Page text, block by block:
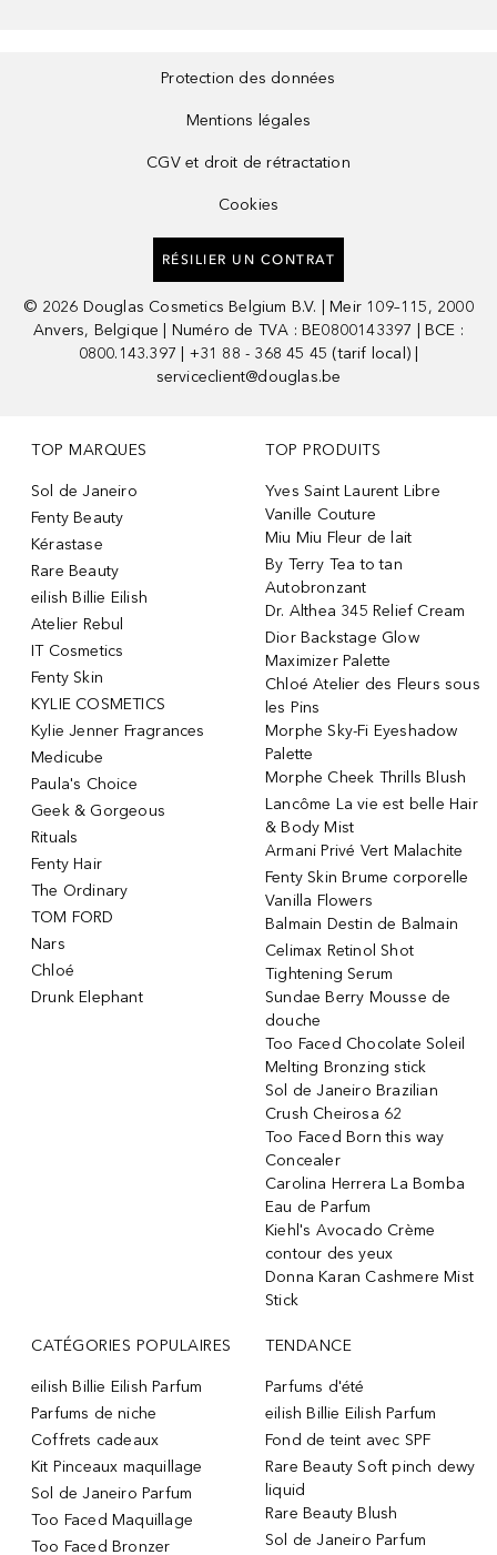
Protection des données
Mentions légales
CGV et droit de rétractation
Cookies
RÉSILIER UN CONTRAT
© 2026 Douglas Cosmetics Belgium B.V. | Meir 109–115, 2000
Anvers, Belgique | Numéro de TVA : BE0800143397 | BCE :
0800.143.397 | +31 88 - 368 45 45 (tarif local) |
serviceclient@douglas.be
TOP MARQUES
Sol de Janeiro
Fenty Beauty
Kérastase
Rare Beauty
eilish Billie Eilish
Atelier Rebul
IT Cosmetics
Fenty Skin
KYLIE COSMETICS
Kylie Jenner Fragrances
Medicube
Paula's Choice
Geek & Gorgeous
Rituals
Fenty Hair
The Ordinary
TOM FORD
Nars
Chloé
Drunk Elephant
TOP PRODUITS
Yves Saint Laurent Libre
Vanille Couture
Miu Miu Fleur de lait
By Terry Tea to tan
Autobronzant
Dr. Althea 345 Relief Cream
Dior Backstage Glow
Maximizer Palette
Chloé Atelier des Fleurs sous
les Pins
Morphe Sky-Fi Eyeshadow
Palette
Morphe Cheek Thrills Blush
Lancôme La vie est belle Hair
& Body Mist
Armani Privé Vert Malachite
Fenty Skin Brume corporelle
Vanilla Flowers
Balmain Destin de Balmain
Celimax Retinol Shot
Tightening Serum
Sundae Berry Mousse de
douche
Too Faced Chocolate Soleil
Melting Bronzing stick
Sol de Janeiro Brazilian
Crush Cheirosa 62
Too Faced Born this way
Concealer
Carolina Herrera La Bomba
Eau de Parfum
Kiehl's Avocado Crème
contour des yeux
Donna Karan Cashmere Mist
Stick
CATÉGORIES POPULAIRES
eilish Billie Eilish Parfum
Parfums de niche
Coffrets cadeaux
Kit Pinceaux maquillage
Sol de Janeiro Parfum
Too Faced Maquillage
Too Faced Bronzer
TENDANCE
Parfums d'été
eilish Billie Eilish Parfum
Fond de teint avec SPF
Rare Beauty Soft pinch dewy
liquid
Rare Beauty Blush
Sol de Janeiro Parfum